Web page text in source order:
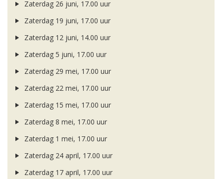
Zaterdag 26 juni, 17.00 uur
Zaterdag 19 juni, 17.00 uur
Zaterdag 12 juni, 14.00 uur
Zaterdag 5 juni, 17.00 uur
Zaterdag 29 mei, 17.00 uur
Zaterdag 22 mei, 17.00 uur
Zaterdag 15 mei, 17.00 uur
Zaterdag 8 mei, 17.00 uur
Zaterdag 1 mei, 17.00 uur
Zaterdag 24 april, 17.00 uur
Zaterdag 17 april, 17.00 uur